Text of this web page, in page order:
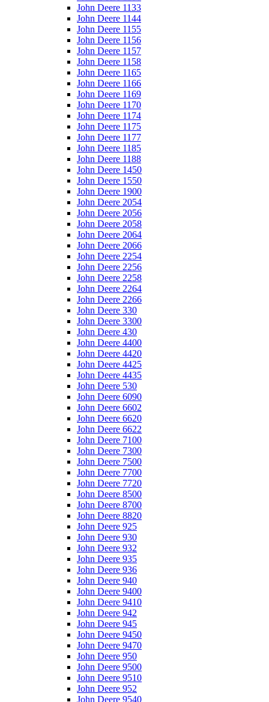
John Deere 1133
John Deere 1144
John Deere 1155
John Deere 1156
John Deere 1157
John Deere 1158
John Deere 1165
John Deere 1166
John Deere 1169
John Deere 1170
John Deere 1174
John Deere 1175
John Deere 1177
John Deere 1185
John Deere 1188
John Deere 1450
John Deere 1550
John Deere 1900
John Deere 2054
John Deere 2056
John Deere 2058
John Deere 2064
John Deere 2066
John Deere 2254
John Deere 2256
John Deere 2258
John Deere 2264
John Deere 2266
John Deere 330
John Deere 3300
John Deere 430
John Deere 4400
John Deere 4420
John Deere 4425
John Deere 4435
John Deere 530
John Deere 6090
John Deere 6602
John Deere 6620
John Deere 6622
John Deere 7100
John Deere 7300
John Deere 7500
John Deere 7700
John Deere 7720
John Deere 8500
John Deere 8700
John Deere 8820
John Deere 925
John Deere 930
John Deere 932
John Deere 935
John Deere 936
John Deere 940
John Deere 9400
John Deere 9410
John Deere 942
John Deere 945
John Deere 9450
John Deere 9470
John Deere 950
John Deere 9500
John Deere 9510
John Deere 952
John Deere 9540